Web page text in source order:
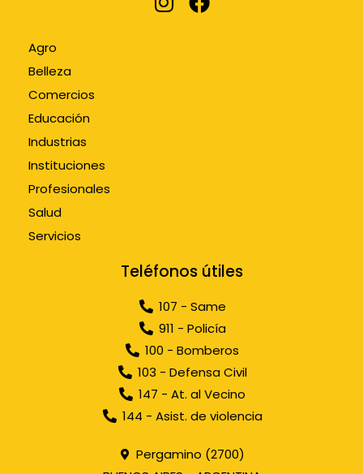
Agro
Belleza
Comercios
Educación
Industrias
Instituciones
Profesionales
Salud
Servicios
Teléfonos útiles
107 - Same
911 - Policía
100 - Bomberos
103 - Defensa Civil
147 - At. al Vecino
144 - Asist. de violencia
Pergamino (2700)